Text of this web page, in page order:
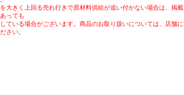
大きく上回る売れ行きで原材料供給が追い付かない場合は、掲載
っても
ている場合がございます。商品のお取り扱いについては、店舗に
さい。